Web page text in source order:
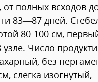
полных всходов
83—87 дней.
80-100 см,
узле. Число
без
слегка изогнутый,